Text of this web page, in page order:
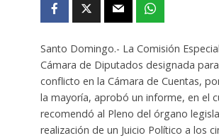
Santo Domingo.- La Comisión
Cámara de Diputados designada
conflicto en la Cámara de Cuentas,
la mayoría, aprobó un informe, en el
recomendó al Pleno del órgano
realización de un Juicio Político a los